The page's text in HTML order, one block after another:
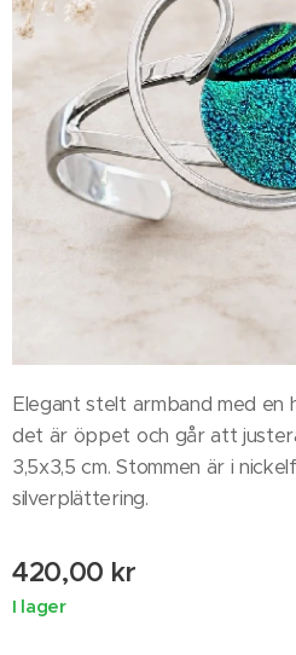
Elegant stelt armband med en
det är öppet och går att
3,5x3,5 cm. Stommen är i
silverplättering.
420,00 kr
I lager